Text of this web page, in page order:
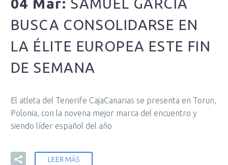
BUSCA CONSOLIDARSE EN
LA ÉLITE EUROPEA ESTE FIN
DE SEMANA
El atleta del Tenerife CajaCanarias se presenta en Torun,
Polonia, con la novena mejor marca del encuentro y
siendo líder español del año
LEER MÁS